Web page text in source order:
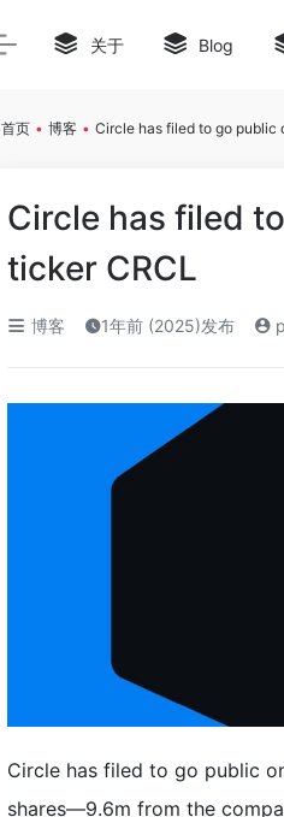
关于 Blog
首页 • 博客 • Circle has filed to go public
Circle has filed
ticker CRCL
博客 1年前 (2025)发布
Circle has filed to go public
shares—9.6m from the